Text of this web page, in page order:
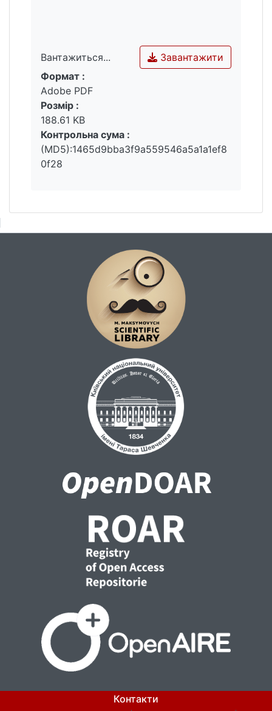
Вантажиться...
Вантажиться...
Завантажити
Формат :
Adobe PDF
Розмір :
188.61 KB
Контрольна сума :
(MD5):1465d9bba3f9a559546a5a1a1ef8
0f28
Контакти